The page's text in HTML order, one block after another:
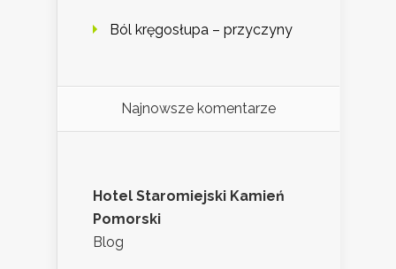
Ból kręgosłupa – przyczyny
Najnowsze komentarze
Hotel Staromiejski Kamień
Pomorski
Blog